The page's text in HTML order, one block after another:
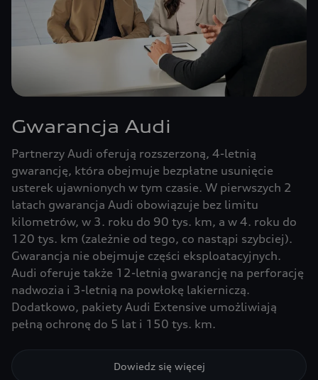
Gwarancja Audi
Partnerzy Audi oferują rozszerzoną, 4-letnią
gwarancję, która obejmuje bezpłatne usunięcie
usterek ujawnionych w tym czasie. W pierwszych 2
latach gwarancja Audi obowiązuje bez limitu
kilometrów, w 3. roku do 90 tys. km, a w 4. roku do
120 tys. km (zależnie od tego, co nastąpi szybciej).
Gwarancja nie obejmuje części eksploatacyjnych.
Audi oferuje także 12-letnią gwarancję na perforację
nadwozia i 3-letnią na powłokę lakierniczą.
Dodatkowo, pakiety Audi Extensive umożliwiają
pełną ochronę do 5 lat i 150 tys. km.
Dowiedz się więcej